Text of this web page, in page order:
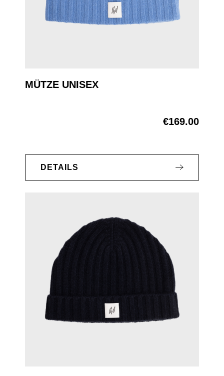
MÜTZE UNISEX
€169.00
DETAILS